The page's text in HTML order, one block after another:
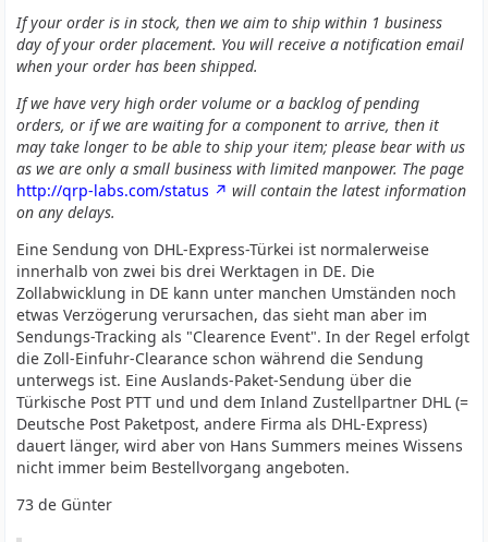
If your order is in stock, then we aim to ship within 1 business
day of your order placement. You will receive a notification email
when your order has been shipped.
If we have very high order volume or a backlog of pending
orders, or if we are waiting for a component to arrive, then it
may take longer to be able to ship your item; please bear with us
as we are only a small business with limited manpower. The page
http://qrp-labs.com/status
will contain the latest information
on any delays.
Eine Sendung von DHL-Express-Türkei ist normalerweise
innerhalb von zwei bis drei Werktagen in DE. Die
Zollabwicklung in DE kann unter manchen Umständen noch
etwas Verzögerung verursachen, das sieht man aber im
Sendungs-Tracking als "Clearence Event". In der Regel erfolgt
die Zoll-Einfuhr-Clearance schon während die Sendung
unterwegs ist. Eine Auslands-Paket-Sendung über die
Türkische Post PTT und und dem Inland Zustellpartner DHL (=
Deutsche Post Paketpost, andere Firma als DHL-Express)
dauert länger, wird aber von Hans Summers meines Wissens
nicht immer beim Bestellvorgang angeboten.
73 de Günter